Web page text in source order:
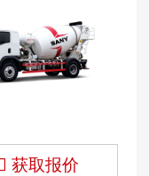
获取报价